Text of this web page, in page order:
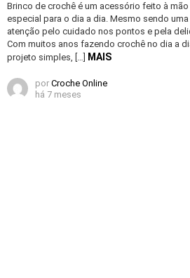
Brinco de crochê é um acessório feito à
especial para o dia a dia. Mesmo sendo
atenção pelo cuidado nos pontos e pela
Com muitos anos fazendo crochê no dia a
projeto simples, […]
MAIS
por Croche Online
há 7 meses